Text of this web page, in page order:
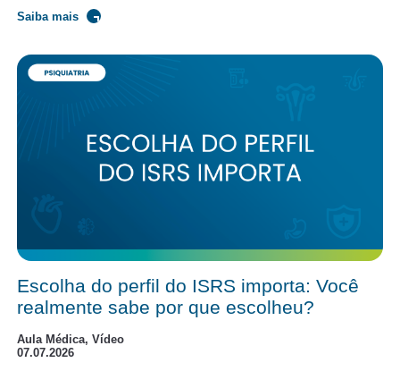
Saiba mais
Escolha do perfil do ISRS importa: Você
realmente sabe por que escolheu?
Aula Médica, Vídeo
07.07.2026